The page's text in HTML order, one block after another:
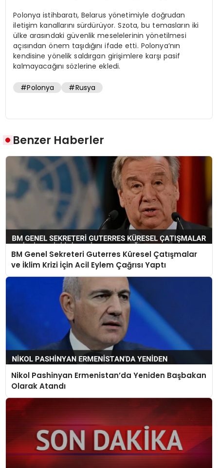
Polonya istihbaratı, Belarus yönetimiyle doğrudan
iletişim kanallarını sürdürüyor. Szota, bu temasların iki
ülke arasındaki güvenlik meselelerinin yönetilmesi
açısından önem taşıdığını ifade etti. Polonya’nın
kendisine yönelik saldırgan girişimlere karşı pasif
kalmayacağını sözlerine ekledi.
#Polonya #Rusya
Benzer Haberler
BM Genel Sekreteri Guterres Küresel Çatışmalar
ve İklim Krizi İçin Acil Eylem Çağrısı Yaptı
Nikol Pashinyan Ermenistan’da Yeniden Başbakan
Olarak Atandı